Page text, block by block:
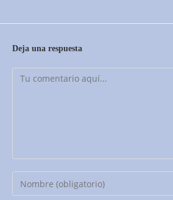
Deja una respuesta
Comentario
Introduce
tu